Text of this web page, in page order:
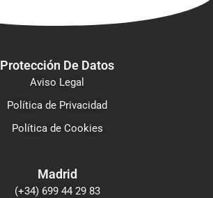
Protección De Datos
Aviso Legal
Política de Privacidad
Política de Cookies
Madrid
(+34) 699 44 29 83